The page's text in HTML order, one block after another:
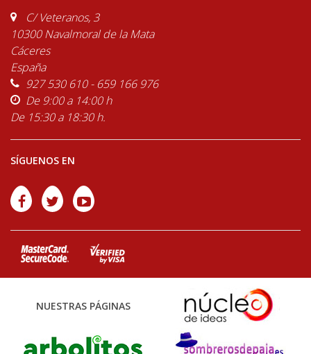
C/ Veteranos, 3
10300 Navalmoral de la Mata
Cáceres
España
927 530 610 - 659 166 976
De 9:00 a 14:00 h
De 15:30 a 18:30 h.
SÍGUENOS EN
NUESTRAS PÁGINAS